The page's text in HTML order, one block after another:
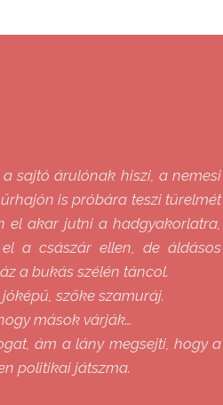
sajtó árulónak hiszi, a nemesi
is próbára teszi türelmét
el akar jutni a hadgyakorlatra,
el a császár ellen, de áldásos
a bukás szélén táncol.
szőke szamuráj.
mások várják…
ám a lány megsejti, hogy a
politikai játszma.